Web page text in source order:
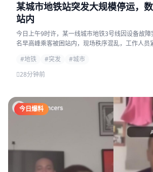
某城市地铁站突发大规模停运，
站内
今日上午9时许，某一线城市地铁3号线因设备故
名早高峰乘客被困站内，现场秩序混乱，工作人员
#地铁
#突发
#城市
28分钟前
今日爆料